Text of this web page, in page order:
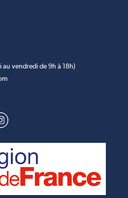
vendredi de 9h à 18h)